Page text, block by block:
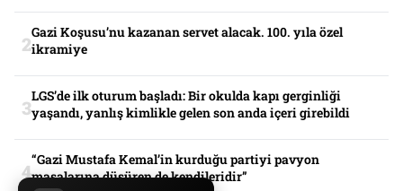
Gazi Koşusu’nu kazanan servet alacak. 100. yıla özel
ikramiye
LGS’de ilk oturum başladı: Bir okulda kapı gerginliği
yaşandı, yanlış kimlikle gelen son anda içeri girebildi
“Gazi Mustafa Kemal’in kurduğu partiyi pavyon
masalarına düşüren de kendileridir”